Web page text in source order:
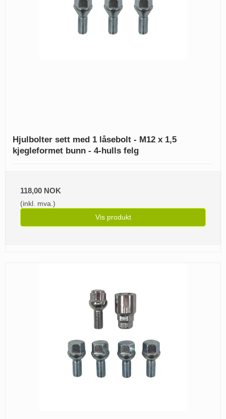
Hjulbolter sett med 1 låsebolt - M12 x 1,5
kjegleformet bunn - 4-hulls felg
118,00 NOK
(inkl. mva.)
Vis produkt